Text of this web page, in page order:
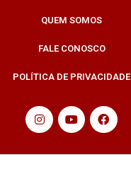
QUEM SOMOS
FALE CONOSCO
POLÍTICA DE PRIVACIDADE